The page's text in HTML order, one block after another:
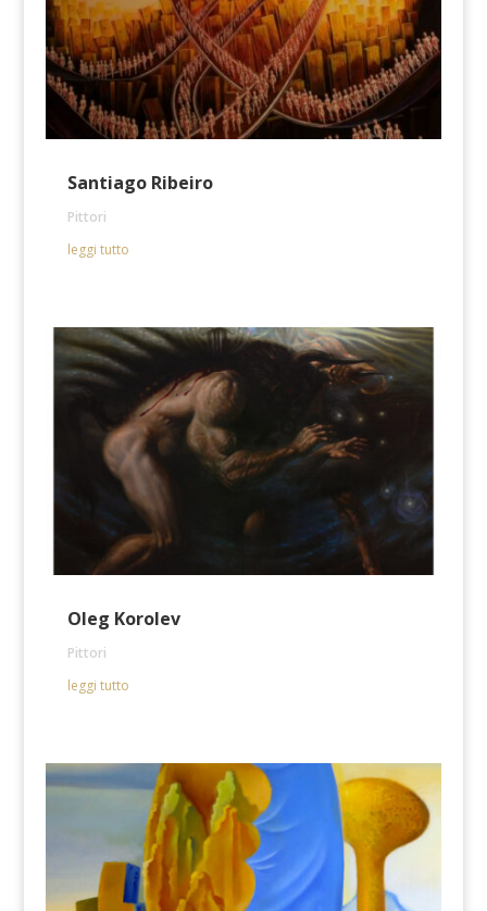
Santiago Ribeiro
Pittori
leggi tutto
Oleg Korolev
Pittori
leggi tutto